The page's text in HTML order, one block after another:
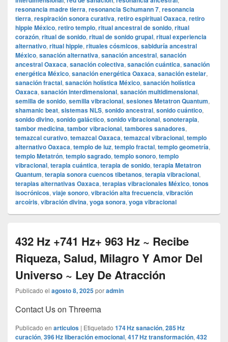
resonancia madre tierra, resonancia Schumann 7, resonancia
tierra, respiración sonora curativa, retiro espiritual Oaxaca, retiro
hippie México, retiro templo, ritual ancestral de sonido, ritual
corazón, ritual de sonido, ritual de sonido grupal, ritual experiencia
alternativo, ritual hippie, rituales cósmicos, sabiduría ancestral
México, sanación alternativa, sanación ancestral, sanación
ancestral Oaxaca, sanación colectiva, sanación cuántica, sanación
energética México, sanación energética Oaxaca, sanación estelar,
sanación fractal, sanación holística México, sanación holística
Oaxaca, sanación interdimensional, sanación multidimensional,
semilla de sonido, semilla vibracional, sesiones Metatron Quantum,
shamanic beat, sistemas NLS, sonido ancestral, sonido cuántico,
sonido divino, sonido galáctico, sonido vibracional, sonoterapia,
tambor medicina, tambor vibracional, tambores sanadores,
temazcal curativo, temazcal Oaxaca, temazcal vibracional, templo
alternativo Oaxaca, templo de luz, templo fractal, templo geometría,
templo Metatrón, templo sagrado, templo sonoro, templo
vibracional, terapia cuántica, terapia de sonido, terapia Metatron
Quantum, terapia sonora cuencos tibetanos, terapia vibracional,
terapias alternativas Oaxaca, terapias vibracionales México, tonos
isocrónicos, viaje sonoro, vibración alta frecuencia, vibración
arcoíris, vibración divina, yoga sonora, yoga vibracional
432 Hz +741 Hz+ 963 Hz ~ Recibe
Riqueza, Salud, Milagro Y Amor Del
Universo ~ Ley De Atracción
Publicado el agosto 8, 2025poradmin
Contact Us on Threema
Publicado en articulos | Etiquetado 174 Hz sanación, 285 Hz
curación, 396 Hz liberación emocional, 417 Hz transformación, 432